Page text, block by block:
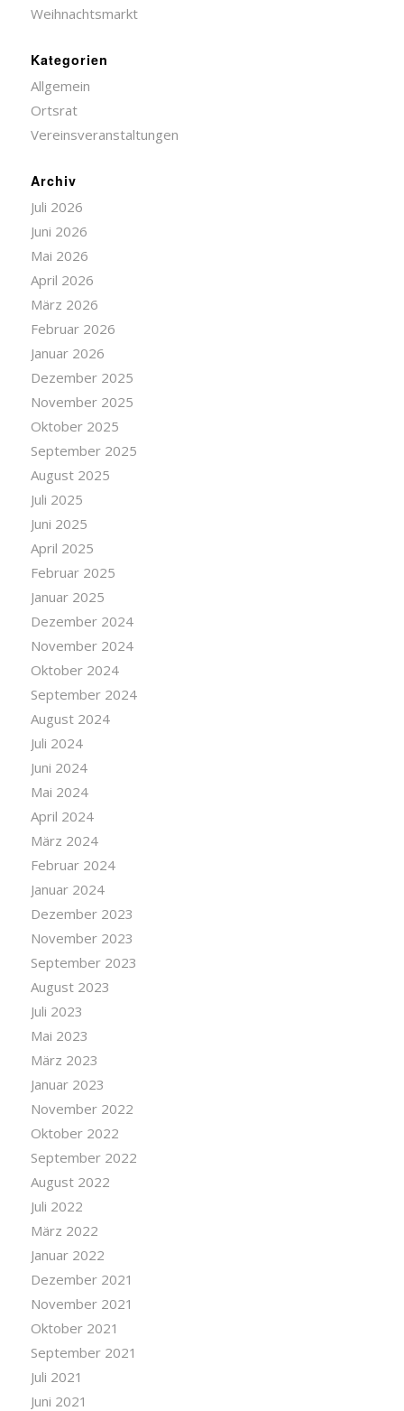
Weihnachtsmarkt
Kategorien
Allgemein
Ortsrat
Vereinsveranstaltungen
Archiv
Juli 2026
Juni 2026
Mai 2026
April 2026
März 2026
Februar 2026
Januar 2026
Dezember 2025
November 2025
Oktober 2025
September 2025
August 2025
Juli 2025
Juni 2025
April 2025
Februar 2025
Januar 2025
Dezember 2024
November 2024
Oktober 2024
September 2024
August 2024
Juli 2024
Juni 2024
Mai 2024
April 2024
März 2024
Februar 2024
Januar 2024
Dezember 2023
November 2023
September 2023
August 2023
Juli 2023
Mai 2023
März 2023
Januar 2023
November 2022
Oktober 2022
September 2022
August 2022
Juli 2022
März 2022
Januar 2022
Dezember 2021
November 2021
Oktober 2021
September 2021
Juli 2021
Juni 2021